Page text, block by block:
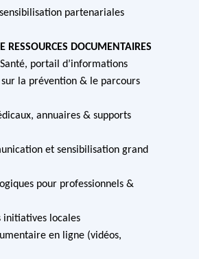
partenariales
RESSOURCES DOCUMENTAIRES
portail d’informations
la prévention & le parcours
annuaires & supports
et sensibilisation grand
pour professionnels &
initiatives locales
en ligne (vidéos,